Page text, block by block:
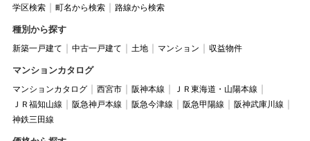
学区検索 町名から検索 路線から検索
種別から探す
新築一戸建て 中古一戸建て 土地 マンション 収益物件
マンションカタログ
マンションカタログ 西宮市 阪神本線
ＪＲ東海道・山陽本線
ＪＲ福知山線
阪急神戸本線 阪急今津線 阪急甲陽線
阪神武庫川線
神鉄三田線